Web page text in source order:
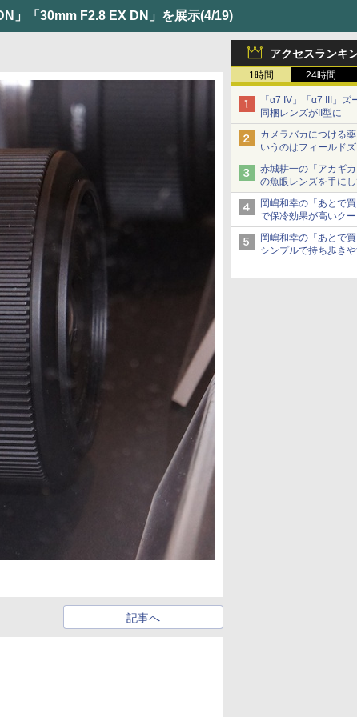
」「30mm F2.8 EX DN」を展示(4/19)
アクセスランキ
1時間 24時間
「α7 IV」「α7 III」
同梱レンズがII型に
カメラバカにつける
いうのはフィールド
赤城耕一の「アカギ
の魚眼レンズを手に
サーズへの期待と可
岡嶋和幸の「あとで
で保冷効果が高いク
Watch
岡嶋和幸の「あとで
シンプルで持ち歩き
記事へ